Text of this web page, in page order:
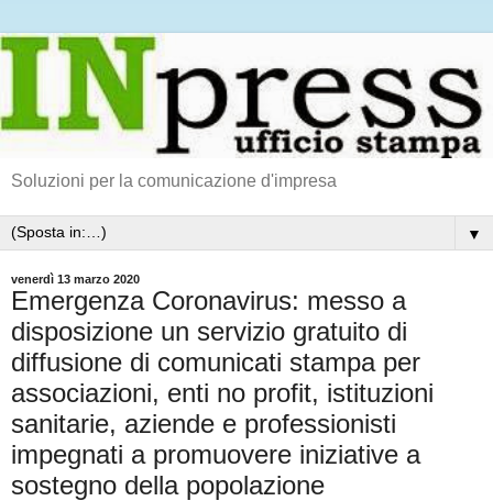
Soluzioni per la comunicazione d'impresa
▼
venerdì 13 marzo 2020
Emergenza Coronavirus: messo a
disposizione un servizio gratuito di
diffusione di comunicati stampa per
associazioni, enti no profit, istituzioni
sanitarie, aziende e professionisti
impegnati a promuovere iniziative a
sostegno della popolazione